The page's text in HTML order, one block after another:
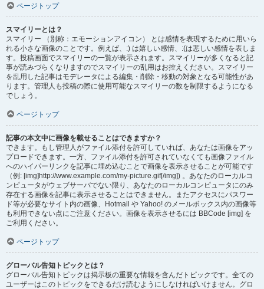
ページトップ
スマイリーとは？
スマイリー （別称：エモーションアイコン） とは感情を表現するために用いら
れる小さな画像のことです。例えば、:) は嬉しい感情、:(は悲しい感情を表しま
す。投稿画面でスマイリーの一覧が表示されます。スマイリーが多くなると記
事が読みづらくなりますのでスマイリーの乱用はお控えください。スマイリー
を乱用した記事はモデレータによる編集・削除・移動の対象となる可能性があ
ります。管理人も投稿の際に使用可能なスマイリーの数を制限するようになる
でしょう。
ページトップ
記事の本文中に画像を載せることはできますか？
できます。もし管理人がファイル添付を許可していれば、あなたは画像をアッ
プロードできます。一方、ファイル添付を許可されていなくても画像ファイル
へのハイパーリンクを記事に埋め込むことで画像を表示させることが可能です
（例: [img]http://www.example.com/my-picture.gif[/img]) 。あなたのローカルコ
ンピュータがウェブサーバでない限り、あなたのローカルコンピュータにのみ
存在する画像を記事に表示させることはできません。またアクセスにパスワー
ド等が必要なサイト内の画像、Hotmail や Yahoo! のメールボックス内の画像等
も利用できない点にご注意ください。画像を表示させるには BBCode [img] を
ご利用ください。
ページトップ
グローバル告知トピックとは？
グローバル告知トピックは掲示板の重要な情報を含んだトピックです。全ての
ユーザーはこのトピックをできるだけ読むようにしなければいけません。グロ